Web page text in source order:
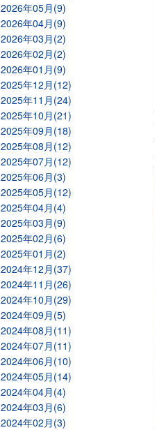
2026年05月(9)
2026年04月(9)
2026年03月(2)
2026年02月(2)
2026年01月(9)
2025年12月(12)
2025年11月(24)
2025年10月(21)
2025年09月(18)
2025年08月(12)
2025年07月(12)
2025年06月(3)
2025年05月(12)
2025年04月(4)
2025年03月(9)
2025年02月(6)
2025年01月(2)
2024年12月(37)
2024年11月(26)
2024年10月(29)
2024年09月(5)
2024年08月(11)
2024年07月(11)
2024年06月(10)
2024年05月(14)
2024年04月(4)
2024年03月(6)
2024年02月(3)